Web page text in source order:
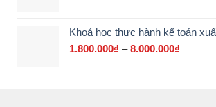
Khoá học thực hành kế toán
1.800.000₫ – 8.000.000₫